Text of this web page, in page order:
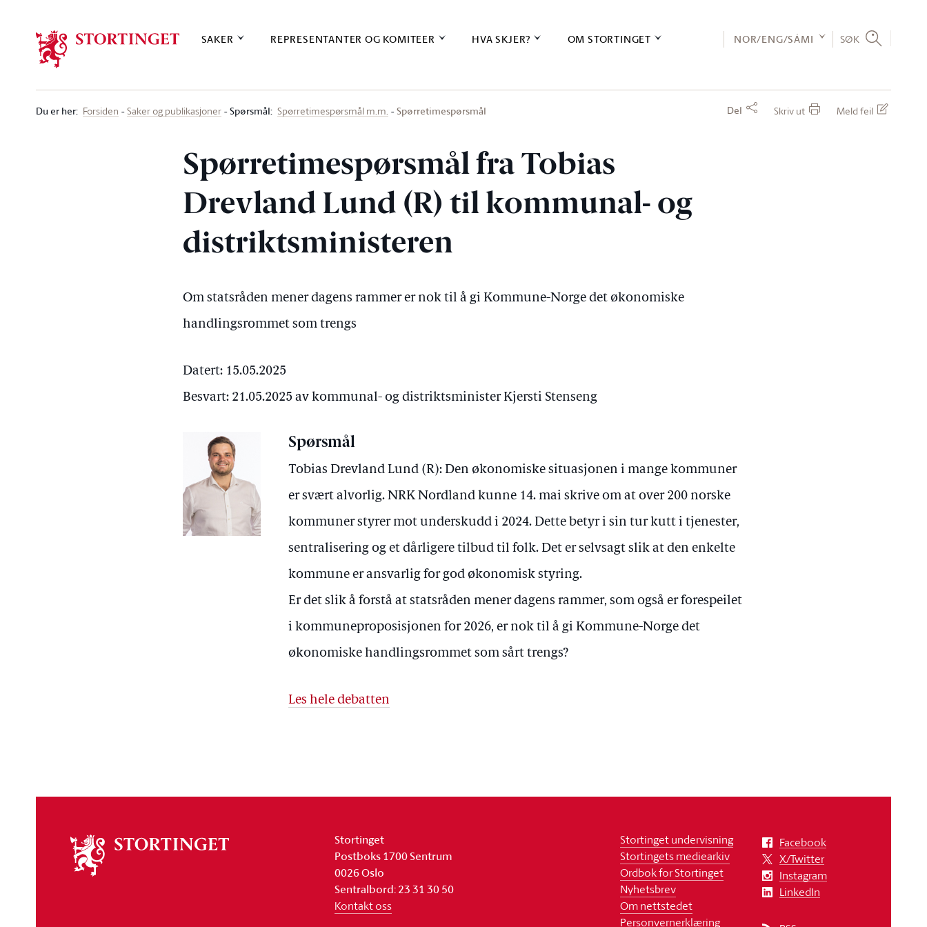
SAKER REPRESENTANTER OG KOMITEER HVA SKJER? OM STORTINGET NOR/ENG/SÁMI SØK
Du er her: Forsiden Saker og publikasjoner Spørsmål: Spørretimespørsmål m.m. Spørretimespørsmål Del Skriv ut Meld feil
Spørretimespørsmål fra Tobias
Drevland Lund (R) til kommunal- og
distriktsministeren
Om statsråden mener dagens rammer er nok til å gi Kommune-Norge det økonomiske
handlingsrommet som trengs
Datert: 15.05.2025
Besvart: 21.05.2025 av kommunal- og distriktsminister Kjersti Stenseng
Spørsmål
Tobias Drevland Lund (R): Den økonomiske situasjonen i mange kommuner
er svært alvorlig. NRK Nordland kunne 14. mai skrive om at over 200 norske
kommuner styrer mot underskudd i 2024. Dette betyr i sin tur kutt i tjenester,
sentralisering og et dårligere tilbud til folk. Det er selvsagt slik at den enkelte
kommune er ansvarlig for god økonomisk styring.
Er det slik å forstå at statsråden mener dagens rammer, som også er forespeilet
i kommuneproposisjonen for 2026, er nok til å gi Kommune-Norge det
økonomiske handlingsrommet som sårt trengs?
Les hele debatten
stortinget
Stortinget
Postboks 1700 Sentrum
0026 Oslo
Sentralbord: 23 31 30 50
Kontakt oss
Stortinget undervisning
Stortingets mediearkiv
Ordbok for Stortinget
Nyhetsbrev
Om nettstedet
Personvernerklæring
Facebook
X/Twitter
Instagram
LinkedIn